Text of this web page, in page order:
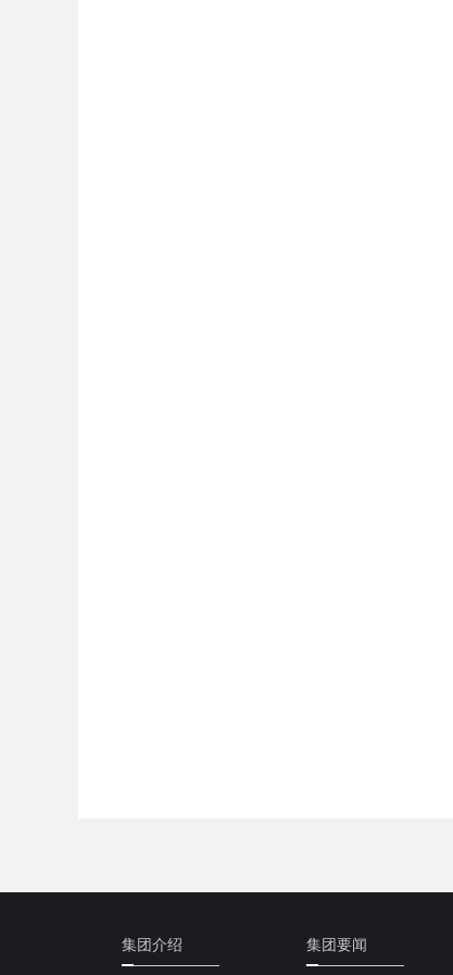
集团介绍 集团要闻